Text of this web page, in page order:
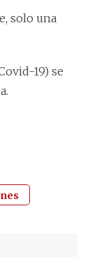
solo una
19) se